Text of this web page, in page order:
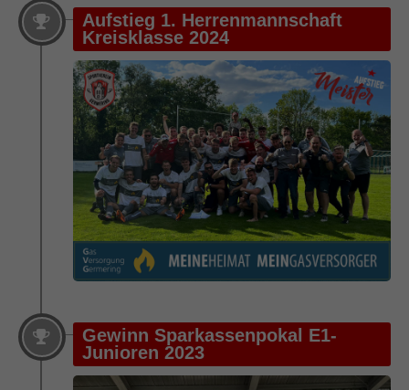
Aufstieg 1. Herrenmannschaft
Kreisklasse 2024
Gewinn Sparkassenpokal E1-
Junioren 2023